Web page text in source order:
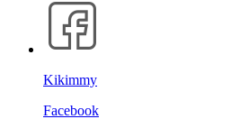
Kikimmy
Facebook